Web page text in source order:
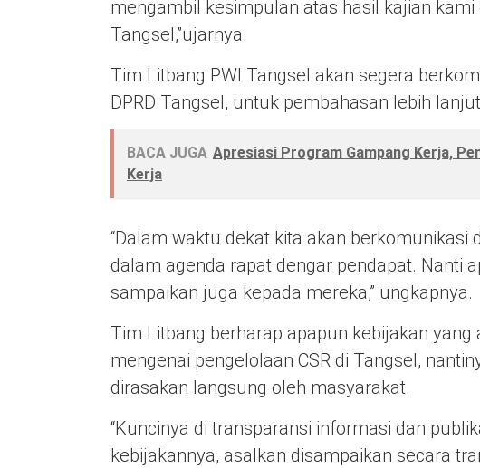
mengambil kesimpulan atas hasil kajian kami
Tangsel,”ujarnya.
Tim Litbang PWI Tangsel akan segera
DPRD Tangsel, untuk pembahasan lebih
BACA JUGA Apresiasi Program Gampang Kerja,
Kerja
“Dalam waktu dekat kita akan berkomunikasi
dalam agenda rapat dengar pendapat. Nanti
sampaikan juga kepada mereka,” ungkapnya.
Tim Litbang berharap apapun kebijakan
mengenai pengelolaan CSR di Tangsel,
dirasakan langsung oleh masyarakat.
“Kuncinya di transparansi informasi dan
kebijakannya, asalkan disampaikan secara